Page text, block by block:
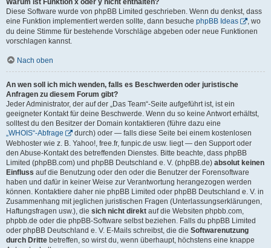
Warum ist Funktion x oder y nicht enthalten?
Diese Software wurde von phpBB Limited geschrieben. Wenn du denkst, dass
eine Funktion implementiert werden sollte, dann besuche phpBB Ideas
, wo
du deine Stimme für bestehende Vorschläge abgeben oder neue Funktionen
vorschlagen kannst.
Nach oben
An wen soll ich mich wenden, falls es Beschwerden oder juristische
Anfragen zu diesem Forum gibt?
Jeder Administrator, der auf der „Das Team“-Seite aufgeführt ist, ist ein
geeigneter Kontakt für deine Beschwerde. Wenn du so keine Antwort erhältst,
solltest du den Besitzer der Domain kontaktieren (führe dazu eine
„WHOIS“-Abfrage
durch) oder — falls diese Seite bei einem kostenlosen
Webhoster wie z. B. Yahoo!, free.fr, funpic.de usw. liegt — den Support oder
den Abuse-Kontakt des betreffenden Dienstes. Bitte beachte, dass phpBB
Limited (phpBB.com) und phpBB Deutschland e. V. (phpBB.de) absolut keinen
Einfluss auf die Benutzung oder den oder die Benutzer der Forensoftware
haben und dafür in keiner Weise zur Verantwortung herangezogen werden
können. Kontaktiere daher nie phpBB Limited oder phpBB Deutschland e. V. in
Zusammenhang mit jeglichen juristischen Fragen (Unterlassungserklärungen,
Haftungsfragen usw.), die sich nicht direkt auf die Websiten phpbb.com,
phpbb.de oder die phpBB-Software selbst beziehen. Falls du phpBB Limited
oder phpBB Deutschland e. V. E-Mails schreibst, die die Softwarenutzung
durch Dritte betreffen, so wirst du, wenn überhaupt, höchstens eine knappe